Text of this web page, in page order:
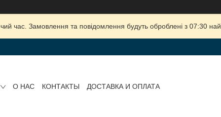
час. Замовлення та повідомлення будуть оброблені з 07:30
О НАС КОНТАКТЫ ДОСТАВКА И ОПЛАТА